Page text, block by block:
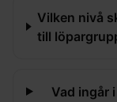
Vilken nivå
till
Vad ingår